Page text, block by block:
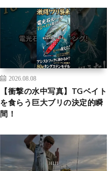
2026.08.08
【衝撃の水中写真】TGベイト
を食らう巨大ブリの決定的瞬
間！